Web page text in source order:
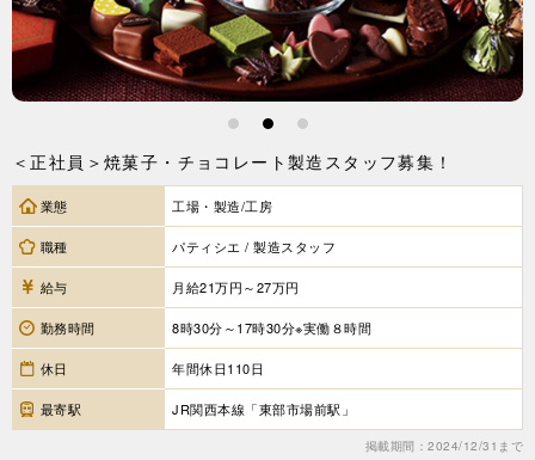
1 2 3
＜正社員＞焼菓子・チョコレート製造スタッフ募集！
業態 工場・製造/工房
職種 パティシエ / 製造スタッフ
給与 月給21万円～27万円
勤務時間 8時30分～17時30分※実働８時間
休日 年間休日110日
最寄駅 JR関西本線「東部市場前駅」
掲載期間：2024/12/31まで